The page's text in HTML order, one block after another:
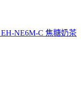
NE6M-C 焦糖奶茶